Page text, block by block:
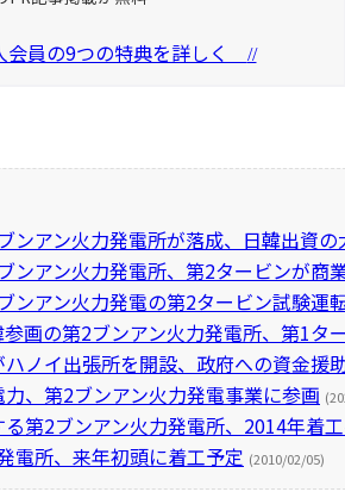
員の9つの特典を詳しく //
ンアン火力発電所が落成、日韓出資の
ンアン火力発電所、第2タービンが商
ンアン火力発電の第2タービン試験運
画の第2ブンアン火力発電所、第1タ
ノイ出張所を開設、政府への資金援
、第2ブンアン火力発電事業に参画
第2ブンアン火力発電所、2014年着
電所、来年初頭に着工予定 (2010/02/05)